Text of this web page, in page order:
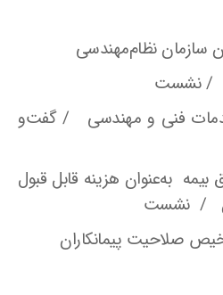
سازمان نظام‌مهندسی
/ نشست
خدمات فنی و مهندسی / گفت‌و
به‌عنوان هزینه قابل قبول
/ نشست
صلاحیت پیمانکاران